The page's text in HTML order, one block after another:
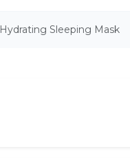
Hydrating Sleeping Mask